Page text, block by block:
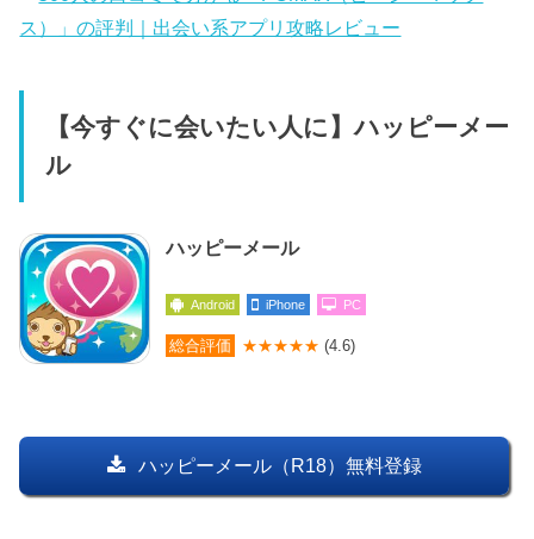
ス）」の評判｜出会い系アプリ攻略レビュー
【今すぐに会いたい人に】ハッピーメー
ル
ハッピーメール
Android iPhone PC
総合評価 ★★★★★ (4.6)
ハッピーメール（R18）無料登録